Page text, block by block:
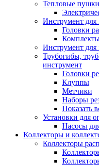
Тепловые пушки
Инструмент для
Головки
Инструмент для
Трубогибы,
инструмент
Головки
Клуппы
Метчики
Наборы
Показать
Установки для
Насосы
Коллекторы и
Коллекторы